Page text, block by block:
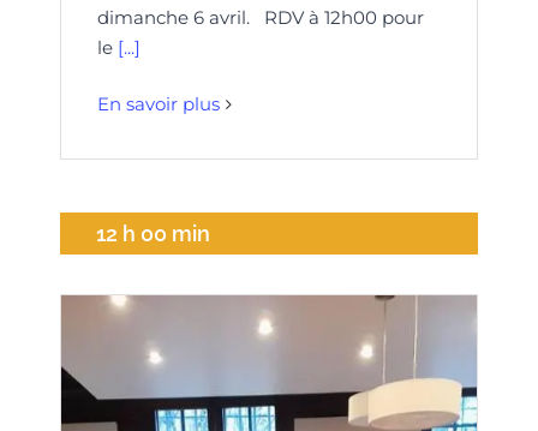
dimanche 6 avril. RDV à 12h00 pour
le [...]
En savoir plus
12 h 00 min